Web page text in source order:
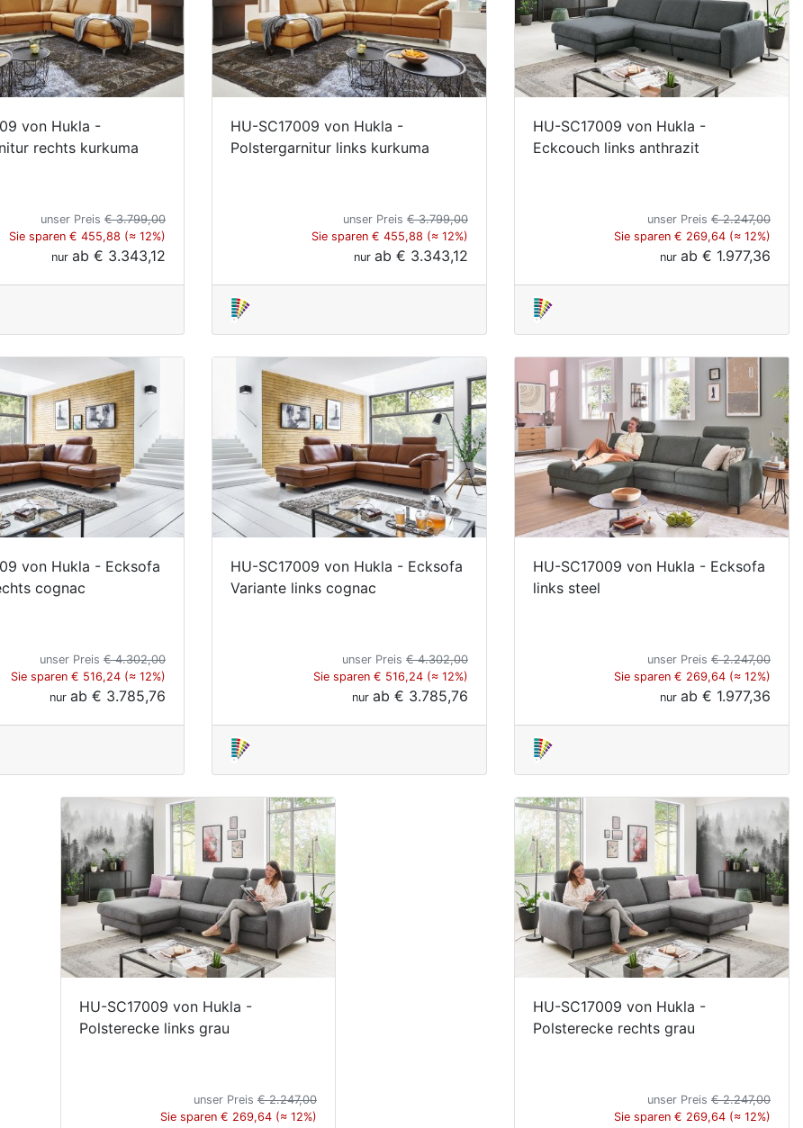
von Hukla -
rechts kurkuma
unser Preis € 3.799,00
Sie sparen € 455,88 (≈ 12%)
nur ab € 3.343,12
HU-SC17009 von Hukla -
Polstergarnitur links kurkuma
unser Preis € 3.799,00
Sie sparen € 455,88 (≈ 12%)
nur ab € 3.343,12
HU-SC17009 von Hukla -
Eckcouch links anthrazit
unser Preis € 2.247,00
Sie sparen € 269,64 (≈ 12%)
nur ab € 1.977,36
von Hukla - Ecksofa
cognac
unser Preis € 4.302,00
Sie sparen € 516,24 (≈ 12%)
nur ab € 3.785,76
HU-SC17009 von Hukla - Ecksofa
Variante links cognac
unser Preis € 4.302,00
Sie sparen € 516,24 (≈ 12%)
nur ab € 3.785,76
HU-SC17009 von Hukla - Ecksofa
links steel
unser Preis € 2.247,00
Sie sparen € 269,64 (≈ 12%)
nur ab € 1.977,36
HU-SC17009 von Hukla -
Polsterecke links grau
unser Preis € 2.247,00
Sie sparen € 269,64 (≈ 12%)
HU-SC17009 von Hukla -
Polsterecke rechts grau
unser Preis € 2.247,00
Sie sparen € 269,64 (≈ 12%)